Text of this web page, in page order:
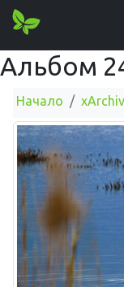
Альбом
Начало